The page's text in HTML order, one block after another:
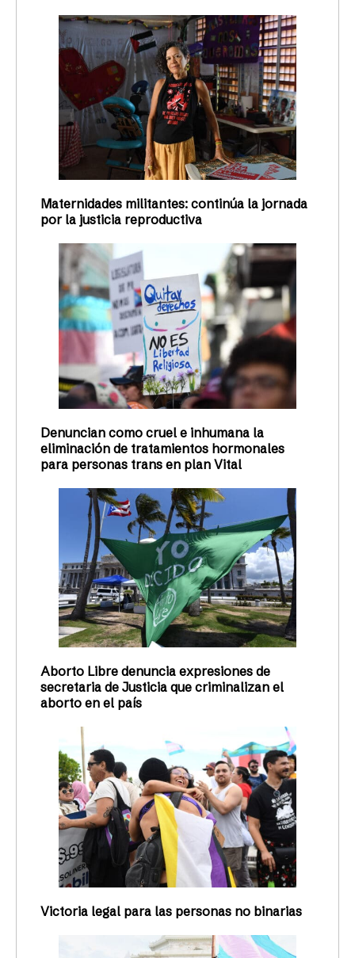
Maternidades militantes: continúa la jornada
por la justicia reproductiva
Denuncian como cruel e inhumana la
eliminación de tratamientos hormonales
para personas trans en plan Vital
Aborto Libre denuncia expresiones de
secretaria de Justicia que criminalizan el
aborto en el país
Victoria legal para las personas no binarias